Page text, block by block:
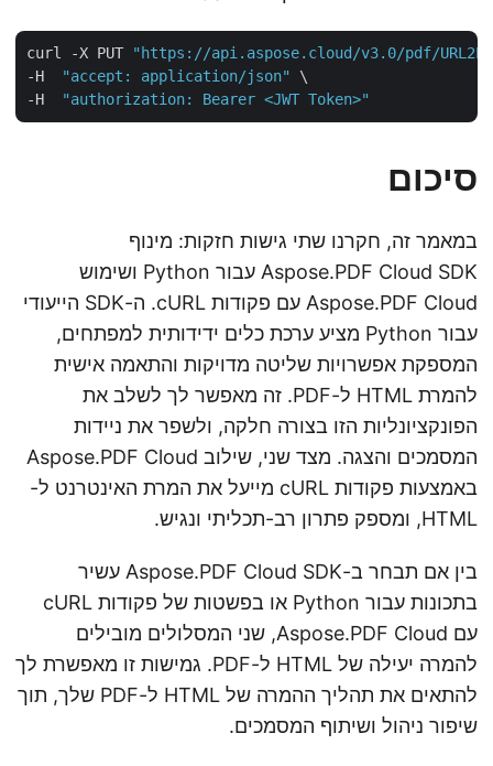
curl -X PUT "https://api.aspose.cloud/v3.0/pdf/
-H "accept: application/json" \
-H "authorization: Bearer <JWT Token>"
סיכום
במאמר זה, חקרנו שתי גישות חזקות: מינוף
Aspose.PDF Cloud SDK עבור Python ושימוש
Aspose.PDF Cloud עם פקודות cURL. ה-SDK הייעודי
עבור Python מציע ערכת כלים ידידותית למפתחים,
המספקת אפשרויות שליטה מדויקות והתאמה אישית
להמרת HTML ל-PDF. זה מאפשר לך לשלב את
הפונקציונליות הזו בצורה חלקה, ולשפר את ניידות
המסמכים והצגה. מצד שני, שילוב Aspose.PDF Cloud
באמצעות פקודות cURL מייעל את המרת האינטרנט ל-
HTML, ומספק פתרון רב-תכליתי ונגיש.
בין אם תבחר ב-Aspose.PDF Cloud SDK עשיר
בתכונות עבור Python או בפשטות של פקודות cURL
עם Aspose.PDF Cloud, שני המסלולים מובילים
להמרה יעילה של HTML ל-PDF. גמישות זו מאפשרת לך
להתאים את תהליך ההמרה של HTML ל-PDF שלך, תוך
שיפור ניהול ושיתוף המסמכים.